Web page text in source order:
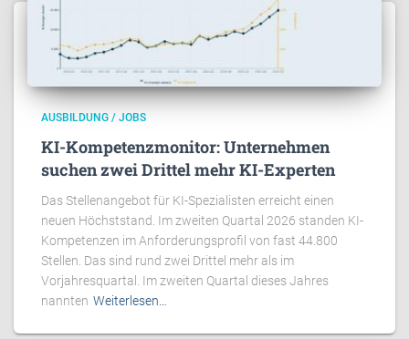
AUSBILDUNG / JOBS
KI-Kompetenzmonitor: Unternehmen
suchen zwei Drittel mehr KI-Experten
Das Stellenangebot für KI-Spezialisten erreicht einen
neuen Höchststand. Im zweiten Quartal 2026 standen KI-
Kompetenzen im Anforderungsprofil von fast 44.800
Stellen. Das sind rund zwei Drittel mehr als im
Vorjahresquartal. Im zweiten Quartal dieses Jahres
nannten Weiterlesen…